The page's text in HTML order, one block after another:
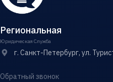
Региональная
Юридическая Служба
г. Санкт-Петербург, ул.
Обратный звонок